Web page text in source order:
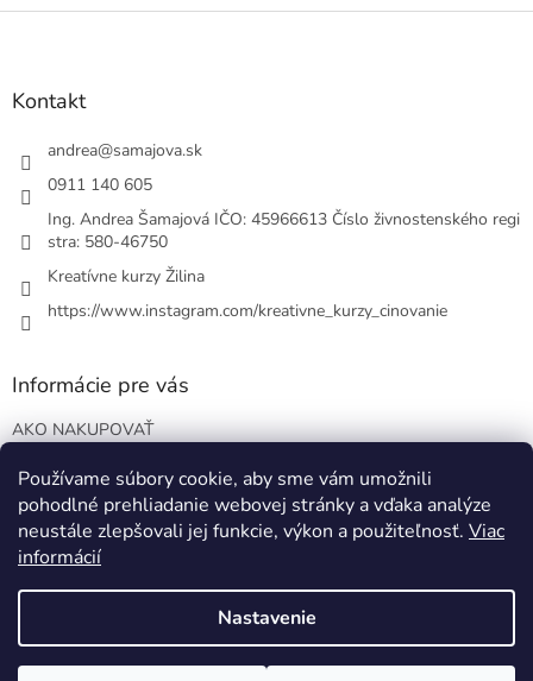
Používame súbory cookie, aby sme vám umožnili
pohodlné prehliadanie webovej stránky a vďaka analýze
neustále zlepšovali jej funkcie, výkon a použiteľnosť. Viac
informácií
Nastavenie
Z
Kontakt
andrea@samajova.sk
0911 140 605
Ing. Andrea Šamajová IČO: 45966613 Číslo živnostenského regi
stra: 580-46750
Kreatívne kurzy Žilina
https://www.instagram.com/kreativne_kurzy_cinovanie
Informácie pre vás
AKO NAKUPOVAŤ
Podmienky ochrany osobných údajov
Blog o EO
Vytvoril Shoptet